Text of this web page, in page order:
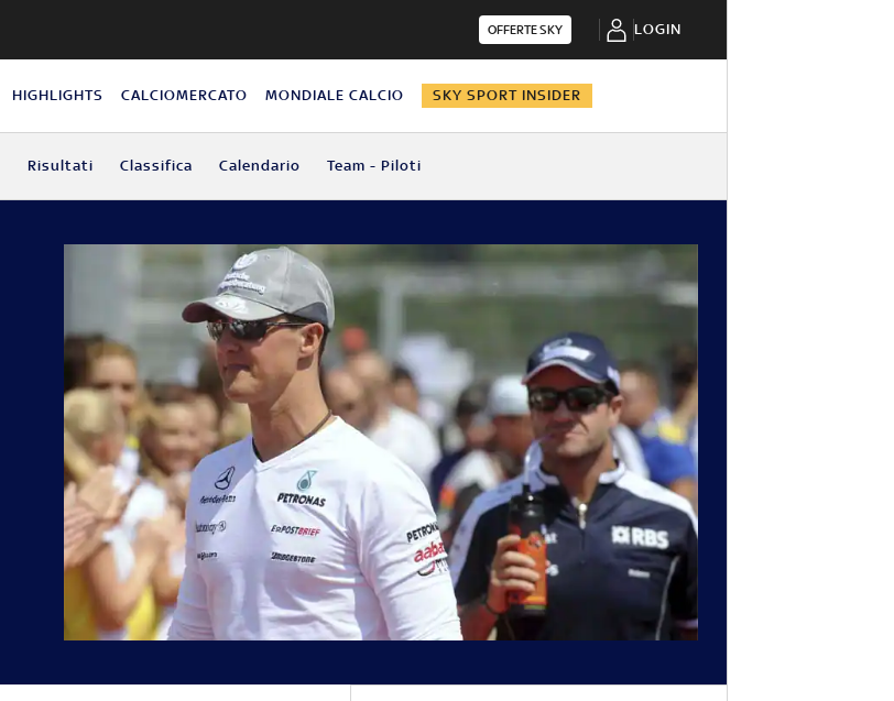
OFFERTE SKY LOGIN
HIGHLIGHTS CALCIOMERCATO MONDIALE CALCIO SKY SPORT INSIDER
Risultati Classifica Calendario Team - Piloti